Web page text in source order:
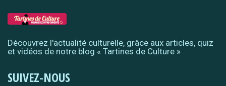
Découvrez l'actualité culturelle, grâce aux articles, quiz
et vidéos de notre blog « Tartines de Culture »
SUIVEZ-NOUS